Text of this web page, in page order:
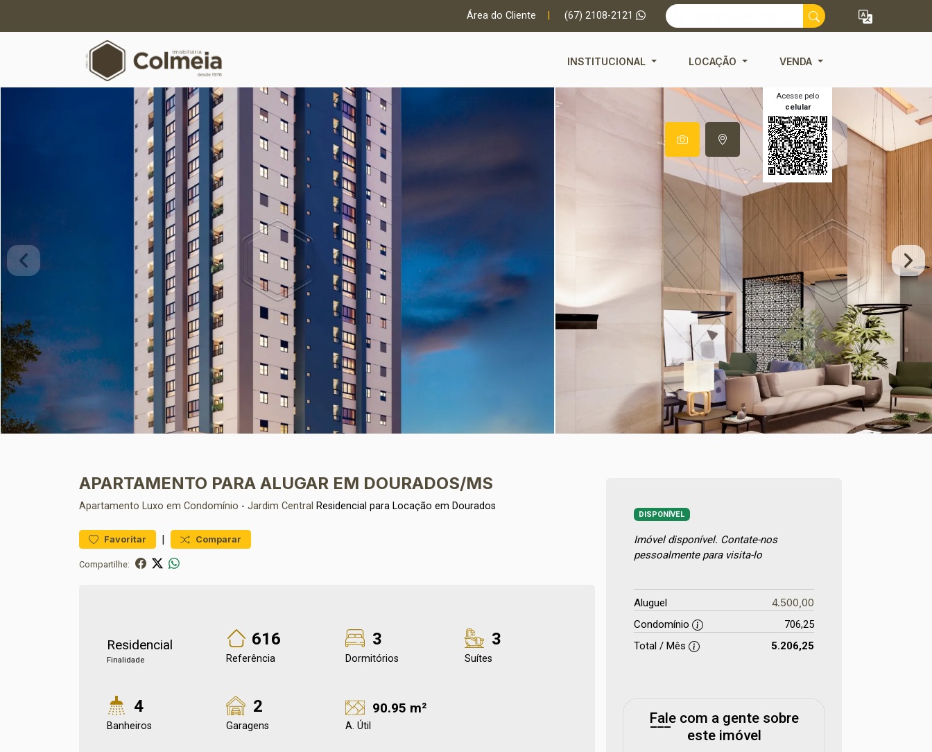
Área do Cliente (67) 2108-2121
INSTITUCIONAL LOCAÇÃO VENDA
Acesse pelo
celular
APARTAMENTO PARA ALUGAR EM DOURADOS/MS
Apartamento Luxo em Condomínio - Jardim Central Residencial para Locação em Dourados
Favoritar | Comparar
Compartilhe:
Residencial
Finalidade
616
Referência
3
Dormitórios
3
Suítes
4
Banheiros
2
Garagens
90.95 m²
A. Útil
DISPONÍVEL
Imóvel disponível. Contate-nos
pessoalmente para visita-lo
Aluguel 4.500,00
Condomínio
706,25
Total / Mês
5.206,25
Fale com a gente sobre
este imóvel